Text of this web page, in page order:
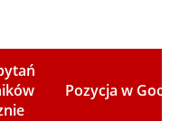
Pozycja w